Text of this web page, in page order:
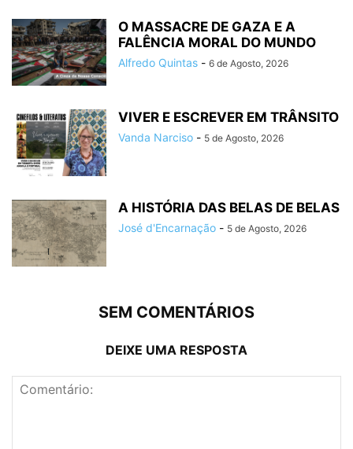
O MASSACRE DE GAZA E A
FALÊNCIA MORAL DO MUNDO
Alfredo Quintas - 6 de Agosto, 2026
VIVER E ESCREVER EM TRÂNSITO
Vanda Narciso - 5 de Agosto, 2026
A HISTÓRIA DAS BELAS DE BELAS
José d'Encarnação - 5 de Agosto, 2026
SEM COMENTÁRIOS
DEIXE UMA RESPOSTA